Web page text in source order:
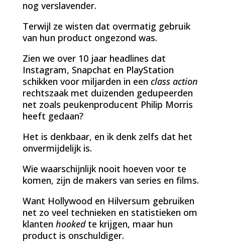
nog verslavender.
Terwijl ze wisten dat overmatig gebruik
van hun product ongezond was.
Zien we over 10 jaar headlines dat
Instagram, Snapchat en PlayStation
schikken voor miljarden in een class action
rechtszaak met duizenden gedupeerden
net zoals peukenproducent Philip Morris
heeft gedaan?
Het is denkbaar, en ik denk zelfs dat het
onvermijdelijk is.
Wie waarschijnlijk nooit hoeven voor te
komen, zijn de makers van series en films.
Want Hollywood en Hilversum gebruiken
net zo veel technieken en statistieken om
klanten hookedte krijgen, maar hun
product is onschuldiger.